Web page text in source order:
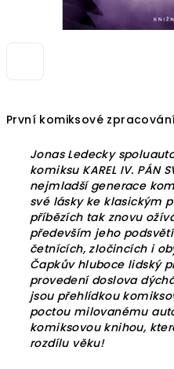
První komiksové
Jonas Ledecky
komiksu KAREL IV. PÁN
nejmladší generace
své lásky ke klasickým
příbězích tak znovu
především jeho
četnících, zločincích i
Čapkův hluboce lidský
provedení doslova
jsou přehlídkou
poctou milovanému
komiksovou knihou,
rozdílu věku!